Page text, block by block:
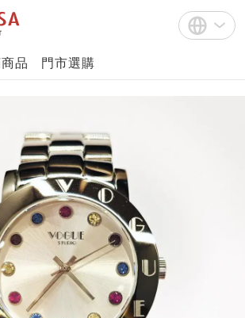
註冊
Bahasa Indonesia
Tiếng Việt
品 門市選購